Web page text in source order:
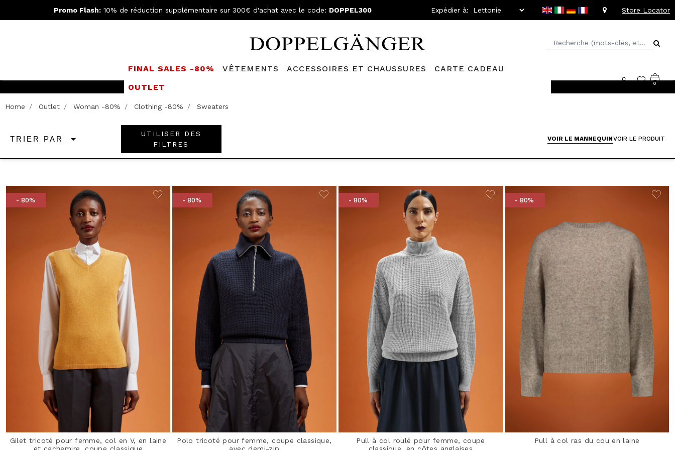
Promo Flash: 10% de réduction supplémentaire sur 300€ d'achat avec le code: DOPPEL300 Expédier à: Store Locator
FINAL SALES -80% VÊTEMENTS ACCESSOIRES ET CHAUSSURES
CARTE CADEAU
OUTLET
0
Rejoignez le
Home Outlet Woman -80% Clothing -80% Sweaters
TRIER PAR
UTILISER DES
FILTRES
VOIR LE MANNEQUINVOIR LE PRODUIT
- 80%
Gilet tricoté pour femme, col en V, en laine
- 80%
Polo tricoté pour femme, coupe classique,
- 80%
Pull à col roulé pour femme, coupe
- 80%
Pull à col ras du cou en laine